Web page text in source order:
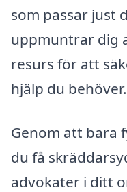
som passar just
uppmuntrar dig
resurs för att
hjälp du behöver.
Genom att bara
du få
advokater i ditt